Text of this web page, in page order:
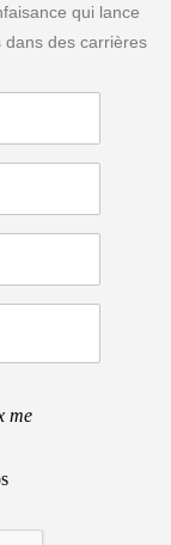
qui lance
dans des carrières